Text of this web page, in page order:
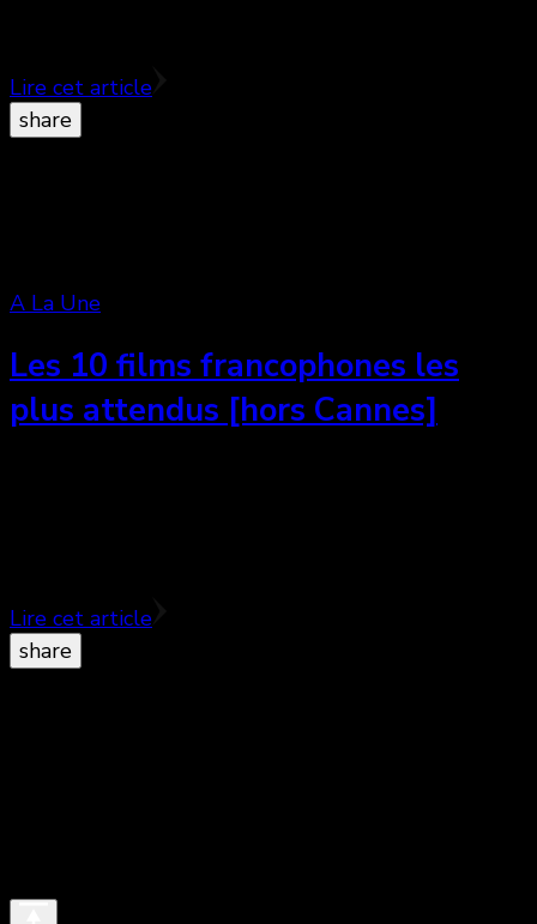
Lire cet article
share
A La Une
Les 10 films francophones les
plus attendus [hors Cannes]
Lire cet article
share